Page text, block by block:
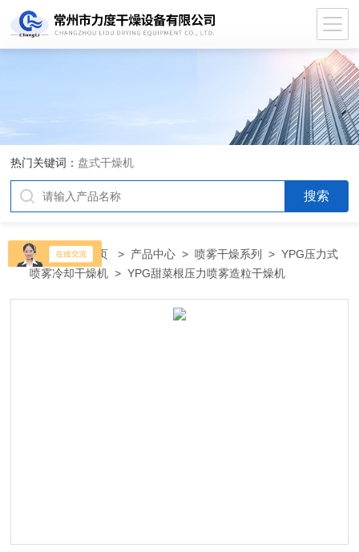
热门关键词： 盘式干燥机
当前位置：首页 > 产品中心 >喷雾干燥系列 >YPG压力式
喷雾冷却干燥机 > YPG甜菜根压力喷雾造粒干燥机